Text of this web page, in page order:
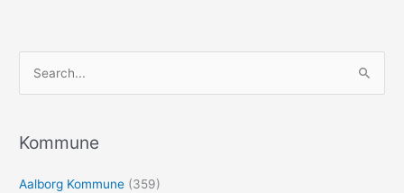
e
t
Kommune
Aalborg Kommune (359)